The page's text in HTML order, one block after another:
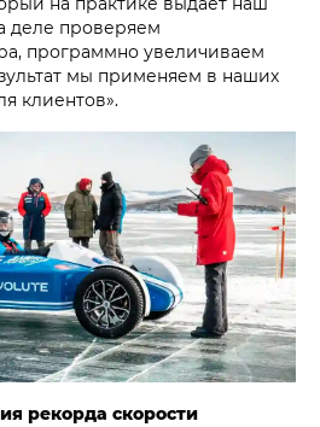
деле проверяем
программно увеличиваем
мы применяем в наших
клиентов».
рекорда скорости